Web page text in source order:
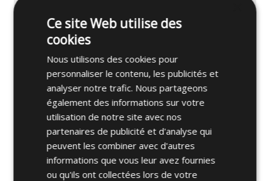
Applications
Autres spécifications
Ce site Web utilise des
cookies
Nous utilisons des cookies pour
personnaliser le contenu, les publicités et
analyser notre trafic. Nous partageons
également des informations sur votre
utilisation de notre site avec nos
partenaires de publicité et d'analyse qui
peuvent les combiner avec d'autres
informations que vous leur avez fournies
ou qu'ils ont collectées lors de votre